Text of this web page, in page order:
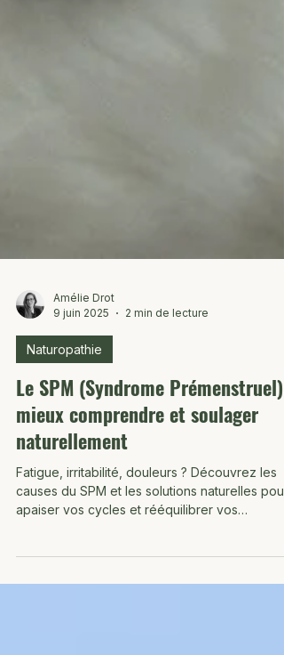
Amélie Drot
9 juin 2025
2 min de lecture
Naturopathie
Le SPM (Syndrome Prémenstruel) :
mieux comprendre et soulager
naturellement
Fatigue, irritabilité, douleurs ? Découvrez les